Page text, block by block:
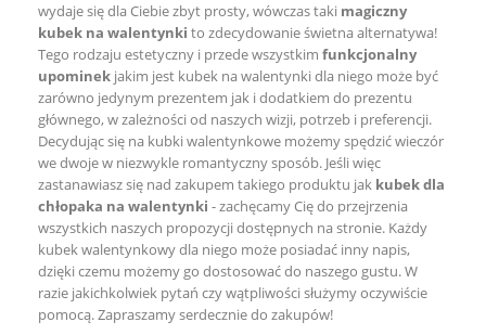
wydaje się dla Ciebie zbyt prosty, wówczas taki magiczny
kubek na walentynki to zdecydowanie świetna alternatywa!
Tego rodzaju estetyczny i przede wszystkim funkcjonalny
upominek jakim jest kubek na walentynki dla niego może być
zarówno jedynym prezentem jak i dodatkiem do prezentu
głównego, w zależności od naszych wizji, potrzeb i preferencji.
Decydując się na kubki walentynkowe możemy spędzić wieczór
we dwoje w niezwykle romantyczny sposób. Jeśli więc
zastanawiasz się nad zakupem takiego produktu jak kubek dla
chłopaka na walentynki - zachęcamy Cię do przejrzenia
wszystkich naszych propozycji dostępnych na stronie. Każdy
kubek walentynkowy dla niego może posiadać inny napis,
dzięki czemu możemy go dostosować do naszego gustu. W
razie jakichkolwiek pytań czy wątpliwości służymy oczywiście
pomocą. Zapraszamy serdecznie do zakupów!